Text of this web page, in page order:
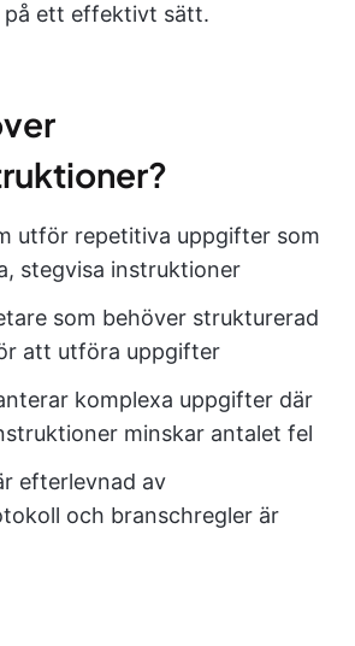
ett effektivt sätt.
utför repetitiva uppgifter som
stegvisa instruktioner
som behöver strukturerad
att utföra uppgifter
komplexa uppgifter där
minskar antalet fel
efterlevnad av
och branschregler är